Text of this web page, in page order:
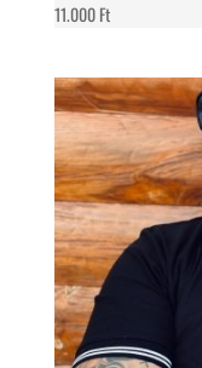
11.000Ft